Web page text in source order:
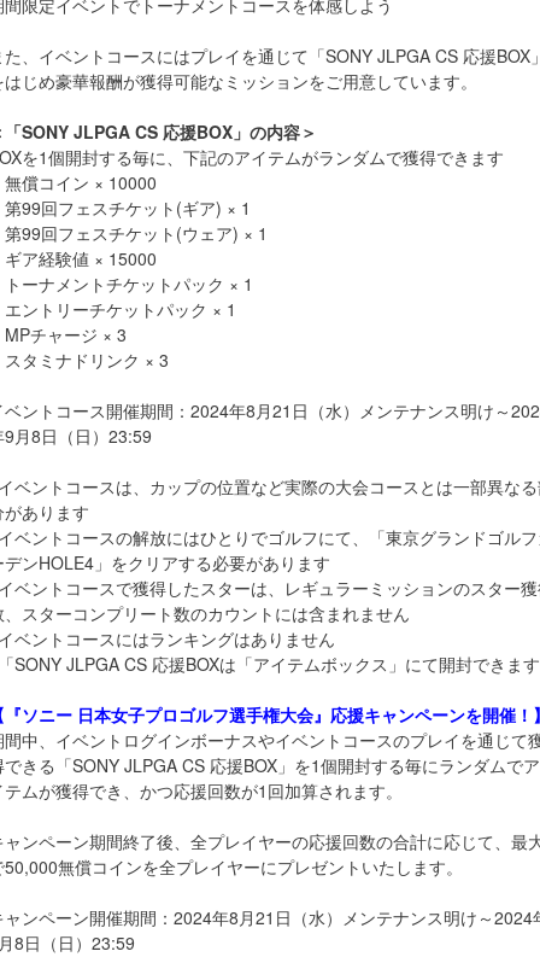
間限定イベントでトーナメントコースを体感しよう
た、イベントコースにはプレイを通じて「SONY JLPGA CS 応援BOX」
はじめ豪華報酬が獲得可能なミッションをご用意しています。
「SONY JLPGA CS 応援BOX」の内容＞
を1個開封する毎に、下記のアイテムがランダムで獲得できます
無償コイン × 10000
第99回フェスチケット(ギア) × 1
第99回フェスチケット(ウェア) × 1
ギア経験値 × 15000
トーナメントチケットパック × 1
エントリーチケットパック × 1
MPチャージ × 3
スタミナドリンク × 3
ベントコース開催期間：2024年8月21日（水）メンテナンス明け～
9月8日（日）23:59
ベントコースは、カップの位置など実際の大会コースとは一部異な
があります
ベントコースの解放にはひとりでゴルフにて、「東京グランドゴル
デンHOLE4」をクリアする必要があります
ベントコースで獲得したスターは、レギュラーミッションのスター
、スターコンプリート数のカウントには含まれません
ベントコースにはランキングはありません
SONY JLPGA CS 応援BOXは「アイテムボックス」にて開封できます
『ソニー 日本女子プロゴルフ選手権大会』応援キャンペーンを開催！】
間中、イベントログインボーナスやイベントコースのプレイを通じて
できる「SONY JLPGA CS 応援BOX」を1個開封する毎にランダムでア
テムが獲得でき、かつ応援回数が1回加算されます。
ャンペーン期間終了後、全プレイヤーの応援回数の合計に応じて、最
50,000無償コインを全プレイヤーにプレゼントいたします。
ャンペーン開催期間：2024年8月21日（水）メンテナンス明け～2024
8日（日）23:59